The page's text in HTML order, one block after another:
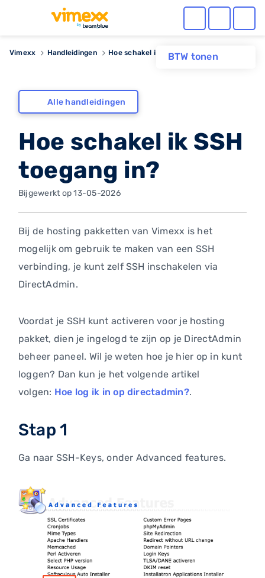
BTW tonen
Vimexx Handleidingen Hoe schakel ik SSH toegang in?
Alle handleidingen
Hoe schakel ik SSH
toegang in?
Bijgewerkt op 13-05-2026
Bij de hosting pakketten van Vimexx is het
mogelijk om gebruik te maken van een SSH
verbinding, je kunt zelf SSH inschakelen via
DirectAdmin.
Voordat je SSH kunt activeren voor je hosting
pakket, dien je ingelogd te zijn op je DirectAdmin
beheer paneel. Wil je weten hoe je hier op in kunt
loggen? Dan kun je het volgende artikel
volgen: Hoe log ik in op directadmin?.
Stap 1
Ga naar SSH-Keys, onder Advanced features.